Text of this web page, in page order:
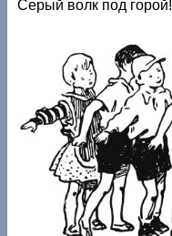
Серый волк под горой!